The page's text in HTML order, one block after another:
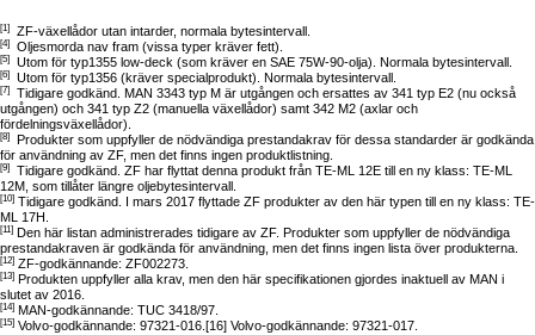
[1] ZF-växellådor utan intarder, normala bytesintervall.
[4] Oljesmorda nav fram (vissa typer kräver fett).
[5] Utom för typ1355 low-deck (som kräver en SAE 75W-90-olja). Normala bytesintervall.
[6] Utom för typ1356 (kräver specialprodukt). Normala bytesintervall.
[7]
Tidigare godkänd. MAN 3343 typ M är utgången och ersattes av 341 typ E2 (nu också
utgången) och 341 typ Z2 (manuella växellådor) samt 342 M2 (axlar och
fördelningsväxellådor).
[8]
Produkter som uppfyller de nödvändiga prestandakrav för dessa standarder är godkända
för användning av ZF, men det finns ingen produktlistning.
[9]
Tidigare godkänd. ZF har flyttat denna produkt från TE-ML 12E till en ny klass: TE-ML
12M, som tillåter längre oljebytesintervall.
[10] Tidigare godkänd. I mars 2017 flyttade ZF produkter av den här typen till en ny klass: TE-
ML 17H.
[11]
Den här listan administrerades tidigare av ZF. Produkter som uppfyller de nödvändiga
prestandakraven är godkända för användning, men det finns ingen lista över produkterna.
[12] ZF-godkännande: ZF002273.
[13]
Produkten uppfyller alla krav, men den här specifikationen gjordes inaktuell av MAN i
slutet av 2016.
[14] MAN-godkännande: TUC 3418/97.
[15] Volvo-godkännande: 97321-016.[16] Volvo-godkännande: 97321-017.